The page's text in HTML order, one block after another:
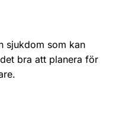
sjukdom som kan
bra att planera för